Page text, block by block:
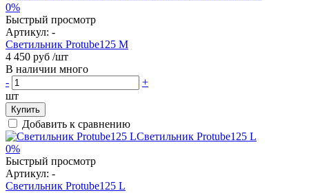
0%
Быстрый просмотр
Артикул: -
Светильник Protube125 M
4 450 руб /шт
В наличии много
-
+
шт
Купить
Добавить к сравнению
0%
Быстрый просмотр
Артикул: -
Светильник Protube125 L